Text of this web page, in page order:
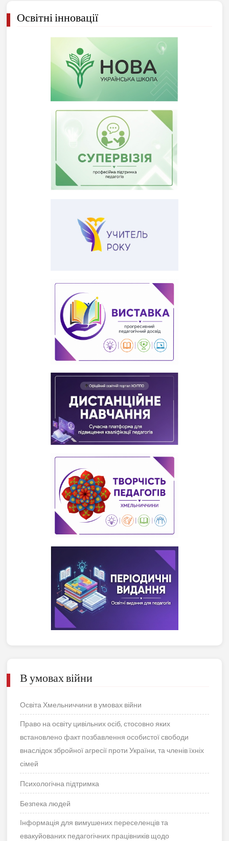
Освітні інновації
В умовах війни
Освіта Хмельниччини в умовах війни
Право на освіту цивільних осіб, стосовно яких
встановлено факт позбавлення особистої свободи
внаслідок збройної агресії проти України, та членів їхніх
сімей
Психологічна підтримка
Безпека людей
Інформація для вимушених переселенців та
евакуйованих педагогічних працівників щодо